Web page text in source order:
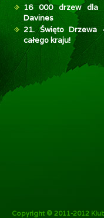
16 000 drzew dla
Davines
21. Święto Drzewa
całego kraju!
Copyright © 2011-2012